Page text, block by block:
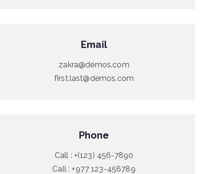
Email
zakra@demos.com
first.last@demos.com
Phone
Call : +(123) 456-7890
Call : +977 123-456789